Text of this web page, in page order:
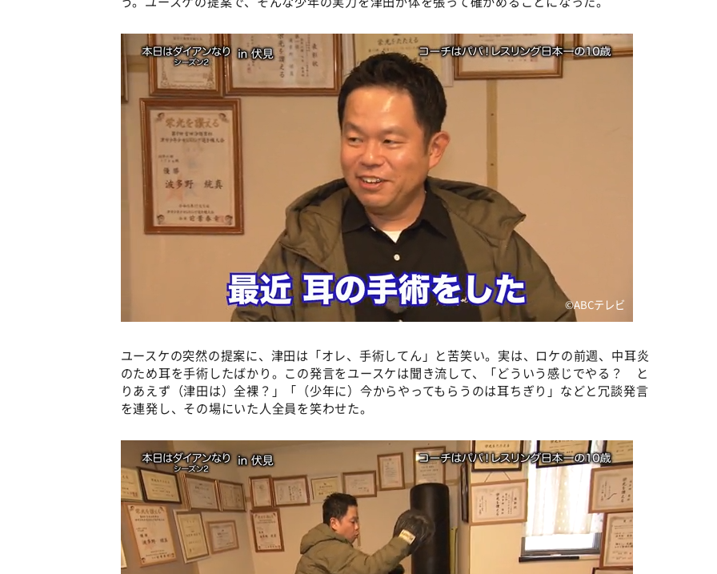
©️ABCテレビ
ユースケの突然の提案に、津田は「オレ、手術してん」と苦笑い。実は、ロケの前週、中耳炎
のため耳を手術したばかり。この発言をユースケは聞き流して、「どういう感じでやる？ と
りあえず（津田は）全裸？」「（少年に）今からやってもらうのは耳ちぎり」などと冗談発言
を連発し、その場にいた人全員を笑わせた。